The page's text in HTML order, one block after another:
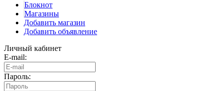
Блокнот
Магазины
Добавить магазин
Добавить объявление
Личный кабинет
E-mail:
Пароль: